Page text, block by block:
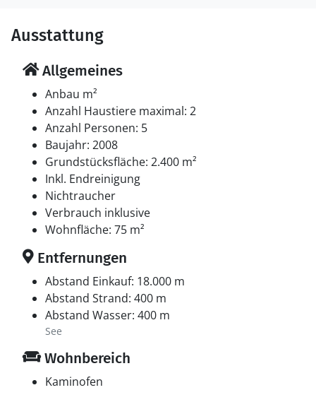
Ausstattung
Allgemeines
Anbau m²
Anzahl Haustiere maximal: 2
Anzahl Personen: 5
Baujahr: 2008
Grundstücksfläche: 2.400 m²
Inkl. Endreinigung
Nichtraucher
Verbrauch inklusive
Wohnfläche: 75 m²
Entfernungen
Abstand Einkauf: 18.000 m
Abstand Strand: 400 m
Abstand Wasser: 400 m
See
Wohnbereich
Kaminofen